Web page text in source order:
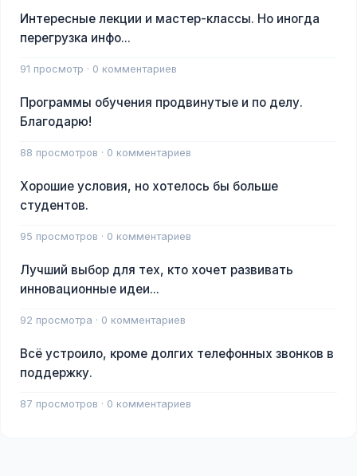
Интересные лекции и мастер-классы. Но иногда
перегрузка инфо...
91 просмотр · 0 комментариев
Программы обучения продвинутые и по делу.
Благодарю!
88 просмотров · 0 комментариев
Хорошие условия, но хотелось бы больше
студентов.
95 просмотров · 0 комментариев
Лучший выбор для тех, кто хочет развивать
инновационные идеи...
92 просмотра · 0 комментариев
Всё устроило, кроме долгих телефонных звонков в
поддержку.
87 просмотров · 0 комментариев